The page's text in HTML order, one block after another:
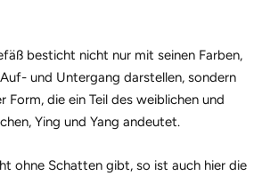
besticht nicht nur mit seinen Farben,
und Untergang darstellen, sondern
Form, die ein Teil des weiblichen und
Ying und Yang andeutet.
ohne Schatten gibt, so ist auch hier die